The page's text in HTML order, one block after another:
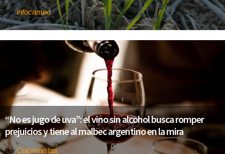
Porinfocampo
“No es jugo de uva”: el vino sin alcohol busca romper
prejuicios y tiene al malbec argentino en la mira
Por Columnistas